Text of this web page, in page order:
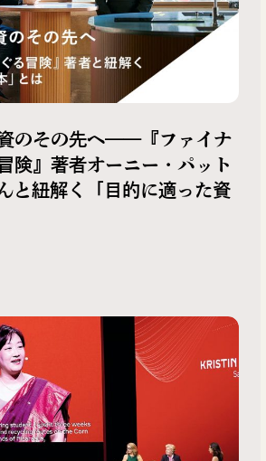
のその先へ——『ファイナ
険』著者オーニー・パット
と紐解く「目的に適った資